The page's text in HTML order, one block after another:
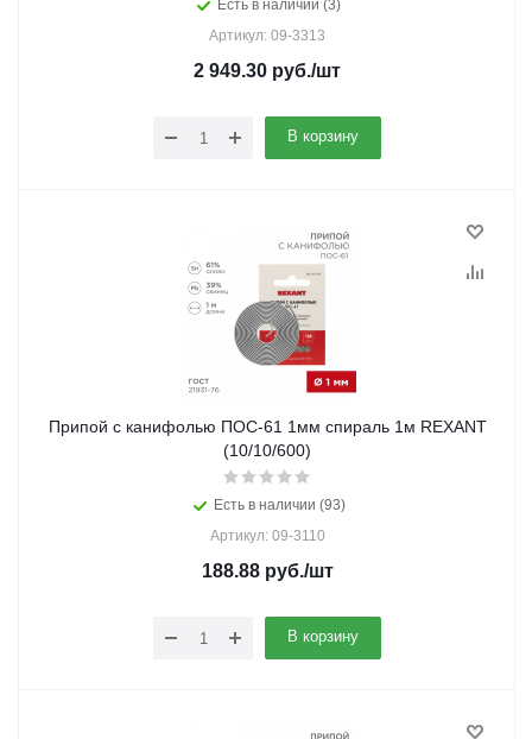
Есть в наличии (3)
Артикул: 09-3313
2 949.30 руб./шт
В корзину
Припой с канифолью ПОС-61 1мм спираль 1м REXANT
(10/10/600)
Есть в наличии (93)
Артикул: 09-3110
188.88руб./шт
В корзину